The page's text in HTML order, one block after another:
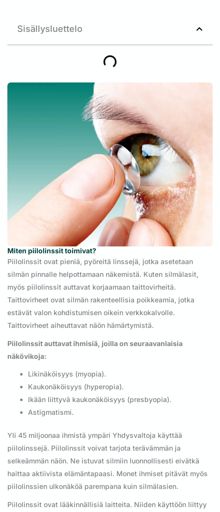
Sisällysluettelo
Miten piilolinssit toimivat?
Piilolinssit ovat pieniä, pyöreitä linssejä, jotka asetetaan
silmän pinnalle helpottamaan näkemistä. Kuten silmälasit,
myös piilolinssit auttavat korjaamaan taittovirheitä.
Taittovirheet ovat silmän rakenteellisia poikkeamia, jotka
estävät valon kohdistumisen oikein verkkokalvolle.
Taittovirheet aiheuttavat näön hämärtymistä.
Piilolinssit auttavat ihmisiä, joilla on seuraavanlaisia
näkövikoja:
Likinäköisyys (myopia).
Kaukonäköisyys (hyperopia).
Ikään liittyvä kaukonäköisyys (presbyopia).
Astigmatismi.
Yli 45 miljoonaa ihmistä ympäri Yhdysvaltoja käyttää
piilolinssejä. Piilolinssit voivat tarjota terävämmän ja
selkeämmän näön. Ne istuvat silmiin luonnollisesti eivätkä
haittaa aktiivista elämäntapaasi. Monet ihmiset pitävät myös
piilolinssien ulkonäköä parempana kuin silmälasien.
Piilolinssit ovat lääkinnällisiä laitteita. Niiden käyttöön liittyy